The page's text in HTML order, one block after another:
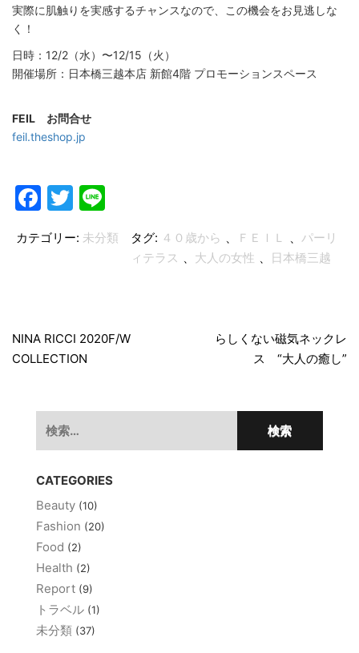
実際に肌触りを実感するチャンスなので、この機会をお見逃しな
く！
日時：12/2（水）〜12/15（火）
開催場所：日本橋三越本店 新館4階 プロモーションスペース
FEIL お問合せ
feil.theshop.jp
Facebook
Twitter
カテゴリー: 未分類 タグ: ４０歳から 、 ＦＥＩＬ 、 パーリ
ィテラス 、 大人の女性 、 日本橋三越
稿
ナ
NINA RICCI 2020F/W
COLLECTION
らしくない磁気ネックレ
ス “大人の癒し”
索:
CATEGORIES
Beauty (10)
Fashion (20)
Food (2)
Health (2)
Report (9)
トラベル (1)
未分類 (37)